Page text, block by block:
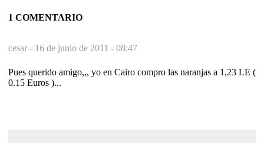
1 COMENTARIO
cesar - 16 de junio de 2011 - 08:47
Pues querido amigo,,, yo en Cairo compro las naranjas a 1,23 LE (
0.15 Euros )...